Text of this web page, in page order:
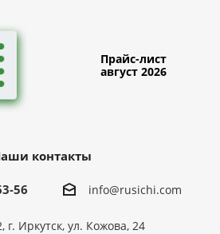
Прайс-лист
август 2026
контакты
56 info@rusichi.com
г. Иркутск, ул. Кожова, 24